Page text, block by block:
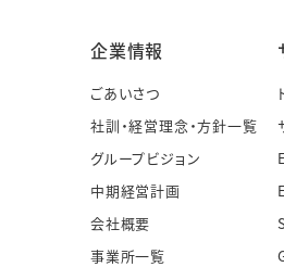
企業情報
ごあいさつ
社訓・経営理念・方針一覧
グループビジョン
中期経営計画
会社概要
事業所一覧